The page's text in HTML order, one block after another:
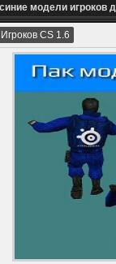
модели игроков
CS 1.6